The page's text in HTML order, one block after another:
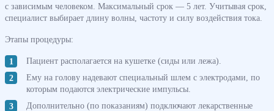
с зависимым человеком. Максимальный срок — 5 лет. Учитывая срок,
специалист выбирает длину волны, частоту и силу воздействия тока.
Этапы процедуры:
Пациент располагается на кушетке (сиды или лежа).
Ему на голову надевают специальный шлем с электродами, по
которым подаются электрические импульсы.
Дополнительно (по показаниям) подключают лекарственные